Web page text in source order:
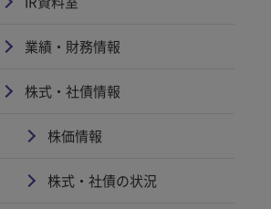
業績・財務情報
株式・社債情報
株価情報
株式・社債の状況